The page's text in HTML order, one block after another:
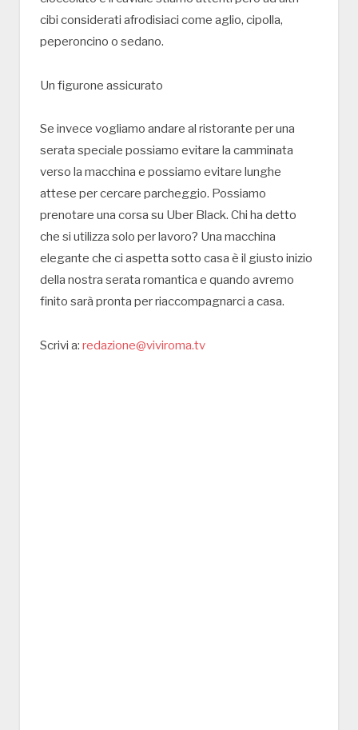
cibi considerati afrodisiaci come aglio, cipolla,
peperoncino o sedano.
Un figurone assicurato
Se invece vogliamo andare al ristorante per una
serata speciale possiamo evitare la camminata
verso la macchina e possiamo evitare lunghe
attese per cercare parcheggio. Possiamo
prenotare una corsa su Uber Black. Chi ha detto
che si utilizza solo per lavoro? Una macchina
elegante che ci aspetta sotto casa è il giusto inizio
della nostra serata romantica e quando avremo
finito sarà pronta per riaccompagnarci a casa.
Scrivi a: redazione@viviroma.tv